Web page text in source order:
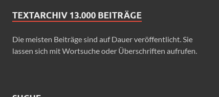
TEXTARCHIV 13.000 BEITRÄGE
Die meisten Beiträge sind auf Dauer veröffentlicht. Sie
lassen sich mit Wortsuche oder Überschriften aufrufen.